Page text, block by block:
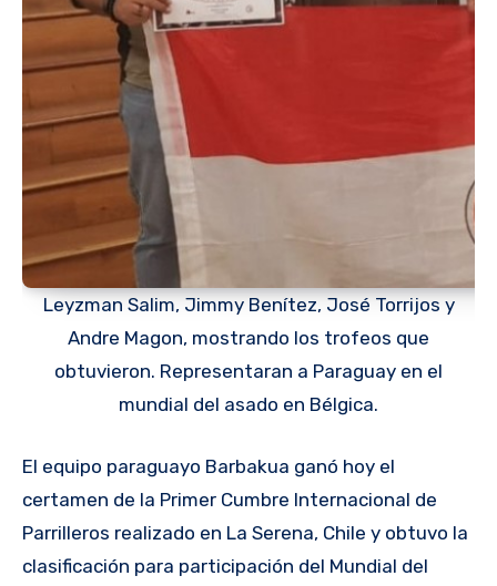
Leyzman Salim, Jimmy Benítez, José Torrijos y
Andre Magon, mostrando los trofeos que
obtuvieron. Representaran a Paraguay en el
mundial del asado en Bélgica.
El equipo paraguayo Barbakua ganó hoy el
certamen de la Primer Cumbre Internacional de
Parrilleros realizado en La Serena, Chile y obtuvo la
clasificación para participación del Mundial del